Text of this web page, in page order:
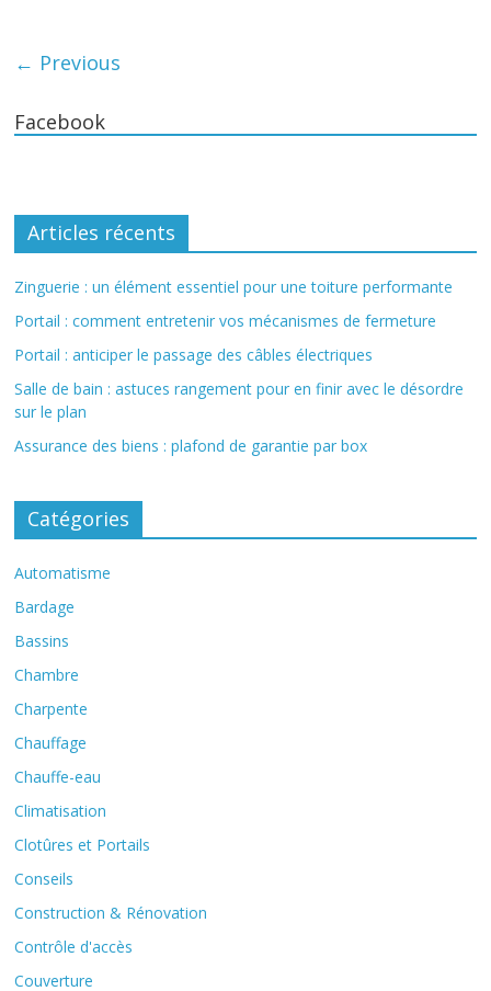
← Previous
Facebook
Articles récents
Zinguerie : un élément essentiel pour une toiture performante
Portail : comment entretenir vos mécanismes de fermeture
Portail : anticiper le passage des câbles électriques
Salle de bain : astuces rangement pour en finir avec le désordre
sur le plan
Assurance des biens : plafond de garantie par box
Catégories
Automatisme
Bardage
Bassins
Chambre
Charpente
Chauffage
Chauffe-eau
Climatisation
Clotûres et Portails
Conseils
Construction & Rénovation
Contrôle d'accès
Couverture